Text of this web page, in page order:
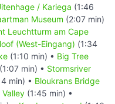
/ Kariega (1:46
Museum (2:07 min)
Leuchtturm am Cape
(West-Eingang) (1:34
(1:10 min) • Big Tree
(1:07 min) • Stormsriver
min) • Bloukrans Bridge
Valley (1:45 min) •